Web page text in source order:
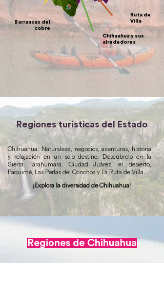
Ruta de
Villa
Barrancas del
cobre
Guachochi
Chihuahua y sus
alrededores
Regiones turísticas del Estado
Chihuahua: Naturaleza, negocios, aventuras, historia
y relajación en un solo destino. Descúbrelo en la
Sierra Tarahumara, Ciudad Juárez, el desierto,
Paquimé, Las Perlas del Conchos y La Ruta de Villa.
¡Explora la diversidad de Chihuahua!
Regiones de Chihuahua